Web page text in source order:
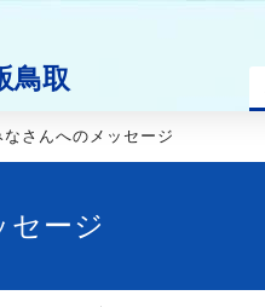
鳥取
なさんへのメッセージ
セージ